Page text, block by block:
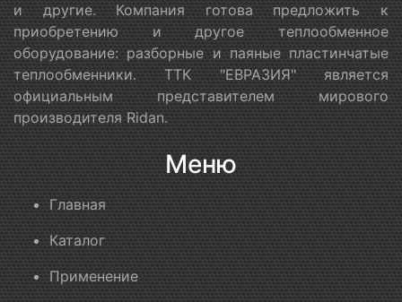
и другие. Компания готова предложить к
приобретению и другое теплообменное
оборудование: разборные и паяные пластинчатые
теплообменники. ТТК "ЕВРАЗИЯ" является
официальным представителем мирового
производителя Ridan.
Меню
Главная
Каталог
Применение